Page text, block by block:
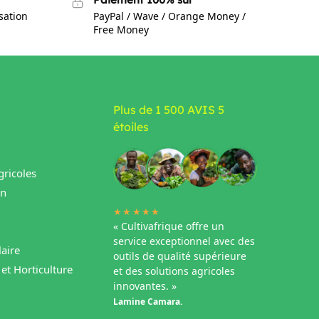
PayPal / Wave / Orange Money /
Free Money
Horticulture
Plus de 1 500 AVIS 5
étoiles
★★★★★
« Cultivafrique offre un
service exceptionnel avec des
outils de qualité supérieure
et des solutions agricoles
innovantes. »
Lamine Camara.